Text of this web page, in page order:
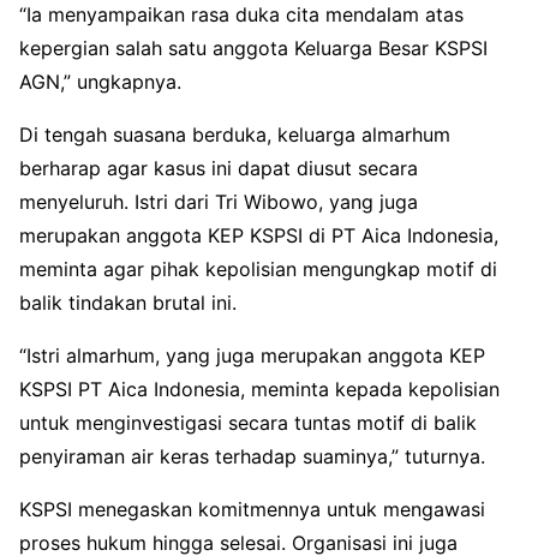
“Ia menyampaikan rasa duka cita mendalam atas
kepergian salah satu anggota Keluarga Besar KSPSI
AGN,” ungkapnya.
Di tengah suasana berduka, keluarga almarhum
berharap agar kasus ini dapat diusut secara
menyeluruh. Istri dari Tri Wibowo, yang juga
merupakan anggota KEP KSPSI di PT Aica Indonesia,
meminta agar pihak kepolisian mengungkap motif di
balik tindakan brutal ini.
“Istri almarhum, yang juga merupakan anggota KEP
KSPSI PT Aica Indonesia, meminta kepada kepolisian
untuk menginvestigasi secara tuntas motif di balik
penyiraman air keras terhadap suaminya,” tuturnya.
KSPSI menegaskan komitmennya untuk mengawasi
proses hukum hingga selesai. Organisasi ini juga